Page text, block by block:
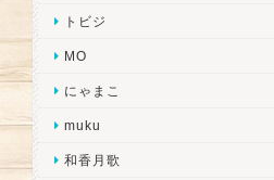
トビジ
MO
にゃまこ
muku
和香月歌